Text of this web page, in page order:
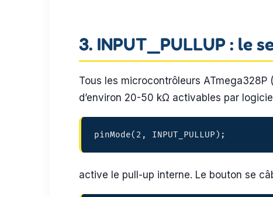
3. INPUT_PULLUP : le
Tous les microcontrôleurs ATmega328P
d’environ 20-50 kΩ activables par
pinMode(2, INPUT_PULLUP);
active le pull-up interne. Le bouton se